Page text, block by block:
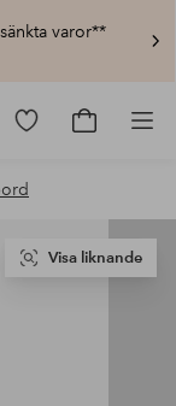
varor**
Gå
produkter
Gå
Visa liknande